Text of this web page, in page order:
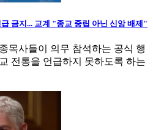
금지... 교계 "종교 중립 아닌 신앙 배제"
목사들이 의무 참석하는 공식 행
전통을 언급하지 못하도록 하는